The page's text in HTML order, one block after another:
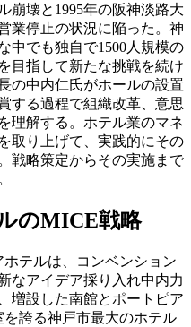
崩壊と1995年の阪神淡路大
業停止の状況に陥った。神
中でも独自で1500人規模の
目指して新たな挑戦を続け
の中内仁氏がホールの設置
する過程で組織改革、意思
理解する。ホテル業のマネ
取り上げて、実践的にその
戦略策定からその実施まで
のMICE戦略
テルは、コンベンション
なアイデア採り入れ中内力
増設した南館とポートピア
誇る神戸市最大のホテル